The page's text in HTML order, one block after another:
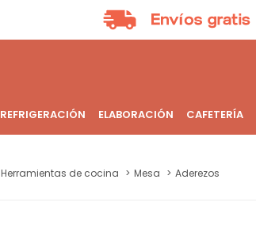
REFRIGERACIÓN ELABORACIÓN CAFETERÍA
Herramientas de cocina Mesa Aderezos